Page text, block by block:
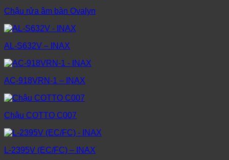
Chậu rửa âm bàn Ovalyn
AL-S632V – INAX
AC-918VRN-1 – INAX
Chậu COTTO C007
L-2395V (EC/FC) – INAX